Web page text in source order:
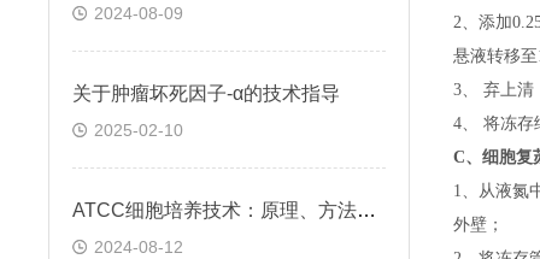
2024-08-09
关于​肿瘤坏死因子-α的技术指导
2025-02-10
ATCC细胞培养技术：原理、方法与应用实践
2024-08-12
2、添加
悬液转移
3、 弃上清
4、 将冻存
C、 细胞复
1、 从液氮
外壁；